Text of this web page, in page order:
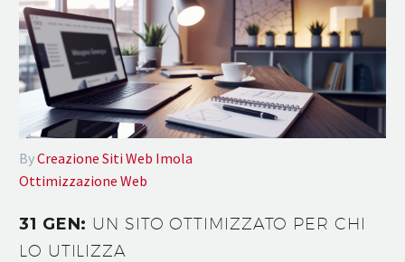
ByCreazione Siti Web Imola
Ottimizzazione Web
31 GEN: UN SITO OTTIMIZZATO PER CHI
LO UTILIZZA